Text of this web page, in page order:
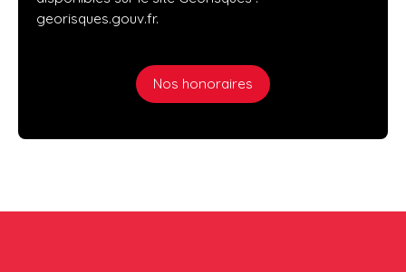
georisques.gouv.fr.
Nos honoraires